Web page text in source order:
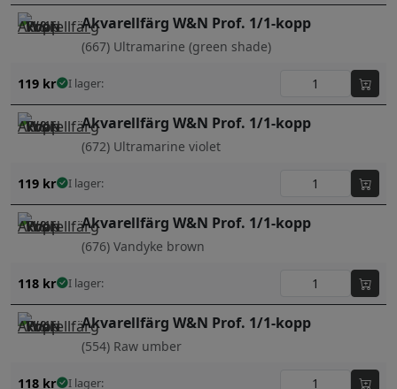
Akvarellfärg W&N Prof. 1/1-kopp
(667) Ultramarine (green shade)
119 kr I lager:
Akvarellfärg W&N Prof. 1/1-kopp
(672) Ultramarine violet
119 kr I lager:
Akvarellfärg W&N Prof. 1/1-kopp
(676) Vandyke brown
118 kr I lager:
Akvarellfärg W&N Prof. 1/1-kopp
(554) Raw umber
118 kr I lager: